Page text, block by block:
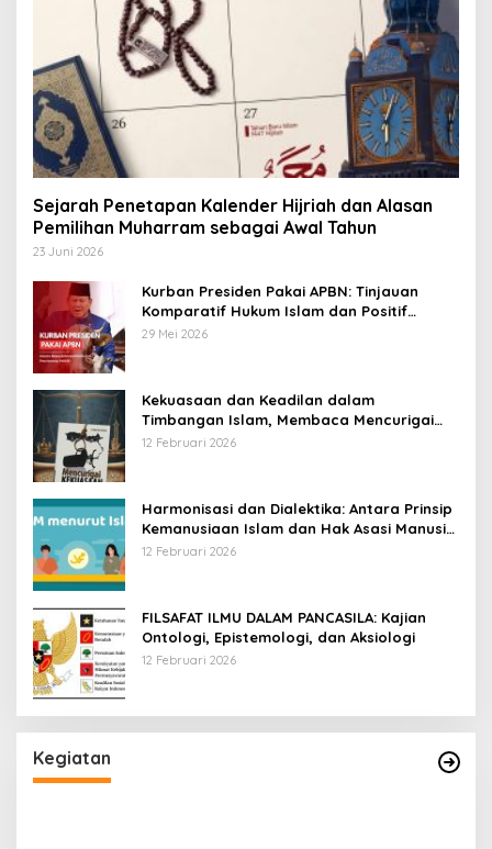
Sejarah Penetapan Kalender Hijriah dan Alasan
Pemilihan Muharram sebagai Awal Tahun
23 Juni 2026
Kurban Presiden Pakai APBN: Tinjauan
Komparatif Hukum Islam dan Positif
Negara
29 Mei 2026
Kekuasaan dan Keadilan dalam
Timbangan Islam, Membaca Mencurigai
Kekuasaan Karya Fitron Nur Iksan
12 Februari 2026
Harmonisasi dan Dialektika: Antara Prinsip
Kemanusiaan Islam dan Hak Asasi Manusia
Universal
12 Februari 2026
FILSAFAT ILMU DALAM PANCASILA: Kajian
Ontologi, Epistemologi, dan Aksiologi
12 Februari 2026
Kegiatan